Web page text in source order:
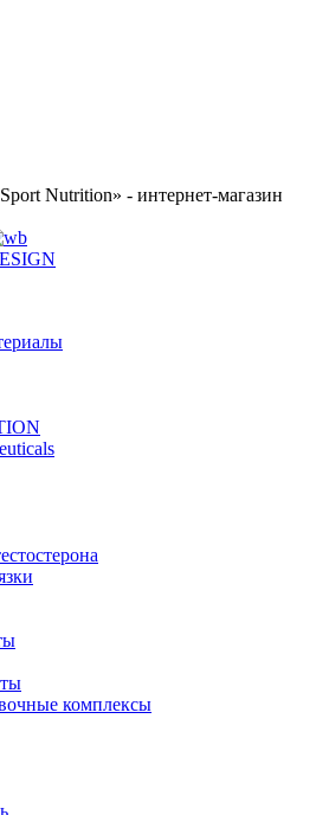
Nutrition» - интернет-магазин
комплексы